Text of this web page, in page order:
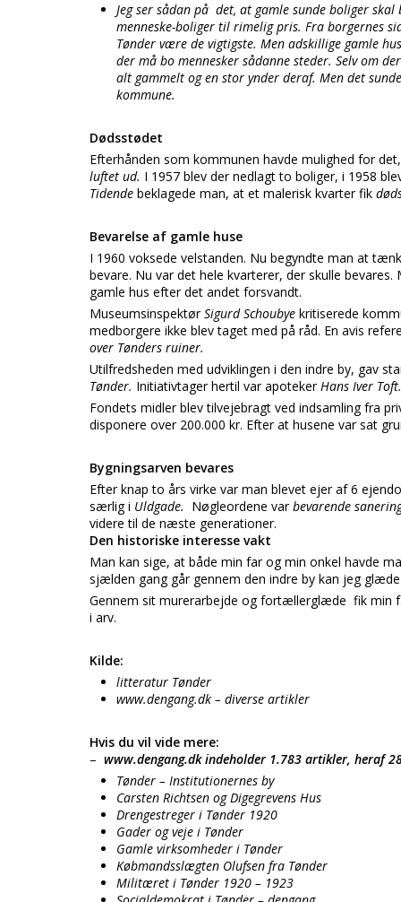
Jeg ser sådan på det, at gamle sunde boliger
menneske-boliger til rimelig pris. Fra borgernes
Tønder være de vigtigste. Men adskillige gamle
der må bo mennesker sådanne steder. Selv om
alt gammelt og en stor ynder deraf. Men det
kommune.
Dødsstødet
Efterhånden som kommunen havde mulighed for
luftet ud. I 1957 blev der nedlagt to boliger, i 1958
Tidende beklagede man, at et malerisk kvarter fik
Bevarelse af gamle huse
I 1960 voksede velstanden. Nu begyndte man at
bevare. Nu var det hele kvarterer, der skulle
gamle hus efter det andet forsvandt.
MuseumsinspektørSigurd Schoubye kritiserede
medborgere ikke blev taget med på råd. En avis
over Tønders ruiner.
Utilfredsheden med udviklingen i den indre by, gav
Tønder. Initiativtager hertil var apotekerHans Iver Toft.
Fondets midler blev tilvejebragt ved indsamling fra
disponere over 200.000 kr. Efter at husene var sat
Bygningsarven bevares
Efter knap to års virke var man blevet ejer af 6
særlig i Uldgade. Nøgleordene varbevarende
videre til de næste generationer.
Den historiske interesse vakt
Man kan sige, at både min far og min onkel havde
sjælden gang går gennem den indre by kan jeg
Gennem sit murerarbejde og fortællerglæde fik min
i arv.
Kilde:
litteratur Tønder
www.dengang.dk – diverse artikler
Hvis du vil vide mere:
– www.dengang.dk indeholder 1.783 artikler, heraf
Tønder – Institutionernes by
Carsten Richtsen og Digegrevens Hus
Drengestreger i Tønder 1920
Gader og veje i Tønder
Gamle virksomheder i Tønder
Købmandsslægten Olufsen fra Tønder
Militæret i Tønder 1920 – 1923